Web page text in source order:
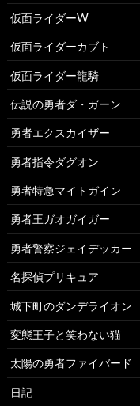
仮面ライダーW
仮面ライダーカブト
仮面ライダー龍騎
伝説の勇者ダ・ガーン
勇者エクスカイザー
勇者指令ダグオン
勇者特急マイトガイン
勇者王ガオガイガー
勇者警察ジェイデッカー
名探偵プリキュア
城下町のダンデライオン
変態王子と笑わない猫
太陽の勇者ファイバード
日記